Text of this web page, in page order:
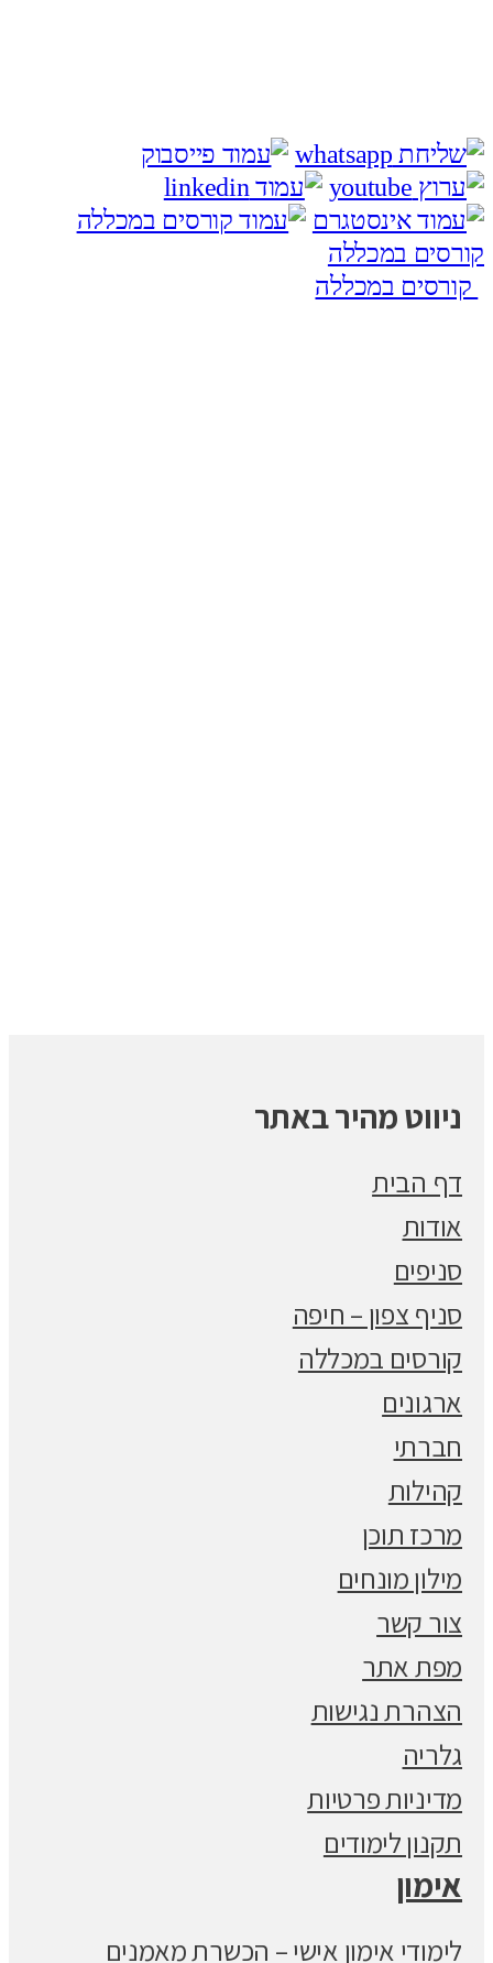
קורסים במכללה
קורסים במכללה
ניווט מהיר באתר
דף הבית
אודות
סניפים
סניף צפון – חיפה
קורסים במכללה
ארגונים
חברתי
קהילות
מרכז תוכן
מילון מונחים
צור קשר
מפת אתר
הצהרת נגישות
גלריה
מדיניות פרטיות
תקנון לימודים
אימון
לימודי אימון אישי – הכשרת מאמנים